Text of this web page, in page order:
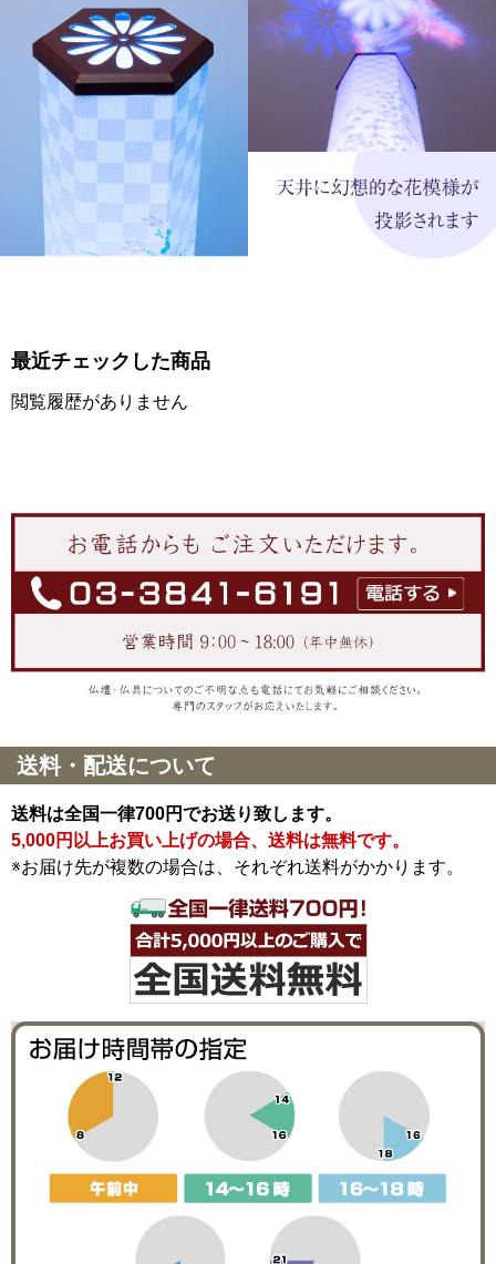
最近チェックした商品
閲覧履歴がありません
送料・配送について
送料は全国一律700円でお送り致します。
5,000円以上お買い上げの場合、送料は無料です。
※お届け先が複数の場合は、それぞれ送料がかかります。